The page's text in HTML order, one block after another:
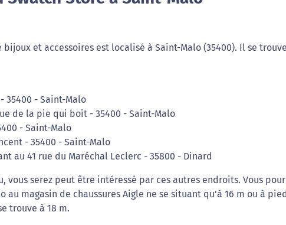
et accessoires est localisé à Saint-Malo (35400). Il se
35400 - Saint-Malo
de la pie qui boit - 35400 - Saint-Malo
- Saint-Malo
- 35400 - Saint-Malo
au 41 rue du Maréchal Leclerc - 35800 - Dinard
vous serez peut être intéressé par ces autres endroits. Vous
magasin de chaussures Aigle ne se situant qu'à 16 m ou à
trouve à 18 m.